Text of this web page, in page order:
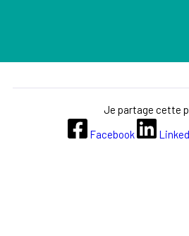
Je partage cette
Facebook